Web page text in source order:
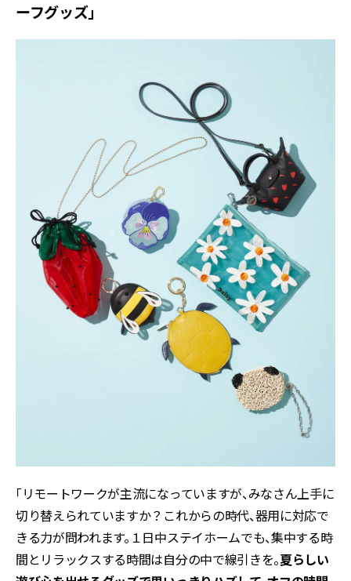
ーフグッズ」
「リモートワークが主流になっていますが、みなさん上手に
切り替えられていますか？これからの時代、器用に対応で
きる力が問われます。１日中ステイホームでも、集中する時
間とリラックスする時間は自分の中で線引きを。夏らしい